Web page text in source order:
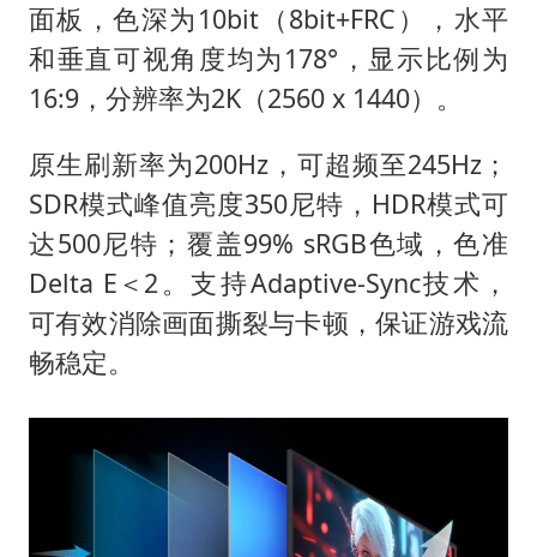
面板，色深为10bit（8bit+FRC），水平
和垂直可视角度均为178°，显示比例为
16:9，分辨率为2K（2560 x 1440）。
原生刷新率为200Hz，可超频至245Hz；
SDR模式峰值亮度350尼特，HDR模式可
达500尼特；覆盖99% sRGB色域，色准
Delta E＜2。支持Adaptive-Sync技术，
可有效消除画面撕裂与卡顿，保证游戏流
畅稳定。